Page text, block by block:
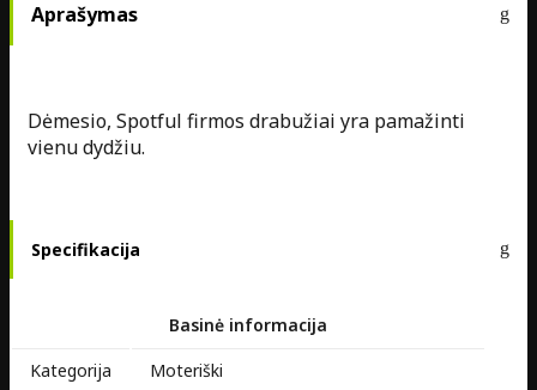
Aprašymas
Dėmesio, Spotful firmos drabužiai yra pamažinti
vienu dydžiu.
Specifikacija
Basinė informacija
Kategorija
Moteriški